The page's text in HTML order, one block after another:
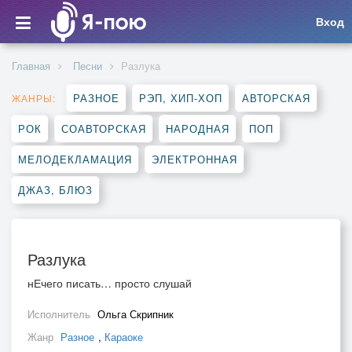
Вход
Главная Песни Разлука
ЖАНРЫ: РАЗНОЕ РЭП, ХИП-ХОП АВТОРСКАЯ
РОК СОАВТОРСКАЯ НАРОДНАЯ ПОП
МЕЛОДЕКЛАМАЦИЯ ЭЛЕКТРОННАЯ
ДЖАЗ, БЛЮЗ
Разлука
нЕчего писать… просто слушай
Исполнитель Ольга Скрипник
Жанр Разное , Караоке